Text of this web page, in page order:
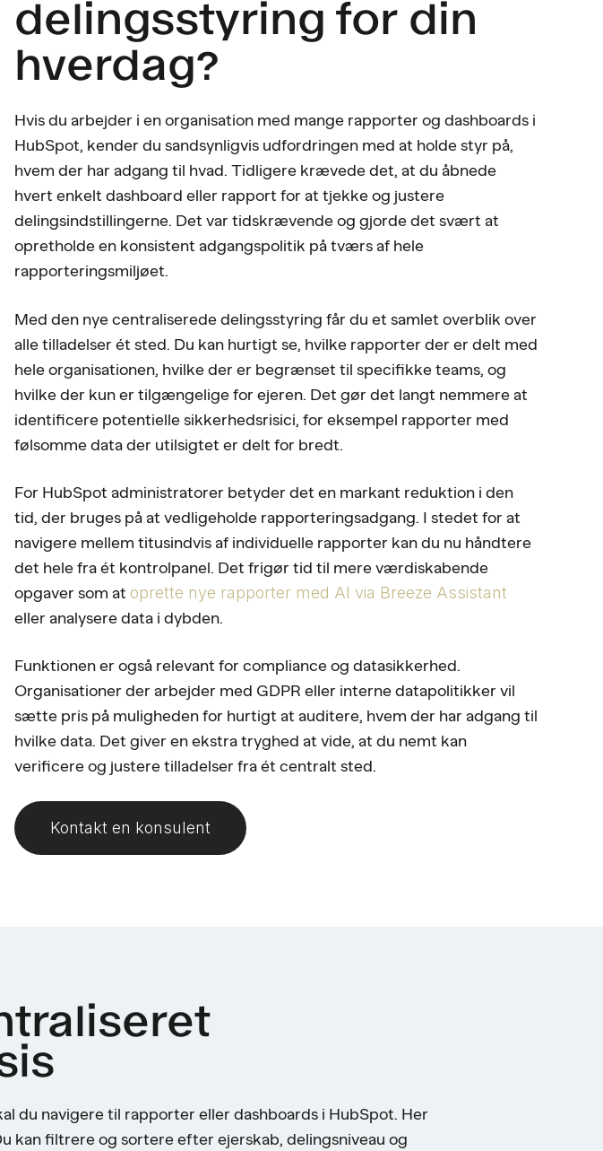
delingsstyring for din
hverdag?
Hvis du arbejder i en organisation med mange rapporter og dashboards i
HubSpot, kender du sandsynligvis udfordringen med at holde styr på,
hvem der har adgang til hvad. Tidligere krævede det, at du åbnede
hvert enkelt dashboard eller rapport for at tjekke og justere
delingsindstillingerne. Det var tidskrævende og gjorde det svært at
opretholde en konsistent adgangspolitik på tværs af hele
rapporteringsmiljøet.
Med den nye centraliserede delingsstyring får du et samlet overblik over
alle tilladelser ét sted. Du kan hurtigt se, hvilke rapporter der er delt med
hele organisationen, hvilke der er begrænset til specifikke teams, og
hvilke der kun er tilgængelige for ejeren. Det gør det langt nemmere at
identificere potentielle sikkerhedsrisici, for eksempel rapporter med
følsomme data der utilsigtet er delt for bredt.
For HubSpot administratorer betyder det en markant reduktion i den
tid, der bruges på at vedligeholde rapporteringsadgang. I stedet for at
navigere mellem titusindvis af individuelle rapporter kan du nu håndtere
det hele fra ét kontrolpanel. Det frigør tid til mere værdiskabende
opgaver som at oprette nye rapporter med AI via Breeze Assistant
eller analysere data i dybden.
Funktionen er også relevant for compliance og datasikkerhed.
Organisationer der arbejder med GDPR eller interne datapolitikker vil
sætte pris på muligheden for hurtigt at auditere, hvem der har adgang til
hvilke data. Det giver en ekstra tryghed at vide, at du nemt kan
verificere og justere tilladelser fra ét centralt sted.
Kontakt en konsulent
du navigere til rapporter eller dashboards i HubSpot. Her
kan filtrere og sortere efter ejerskab, delingsniveau og